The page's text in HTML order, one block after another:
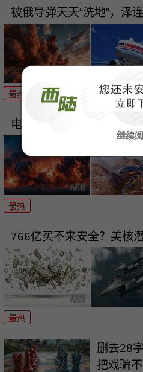
继续
被俄导弹天天“洗地”，泽
最热
电商哭晕：俄乌互相砸\"
最热
766亿买不来安全？美核
最热
删去28
把戏骗